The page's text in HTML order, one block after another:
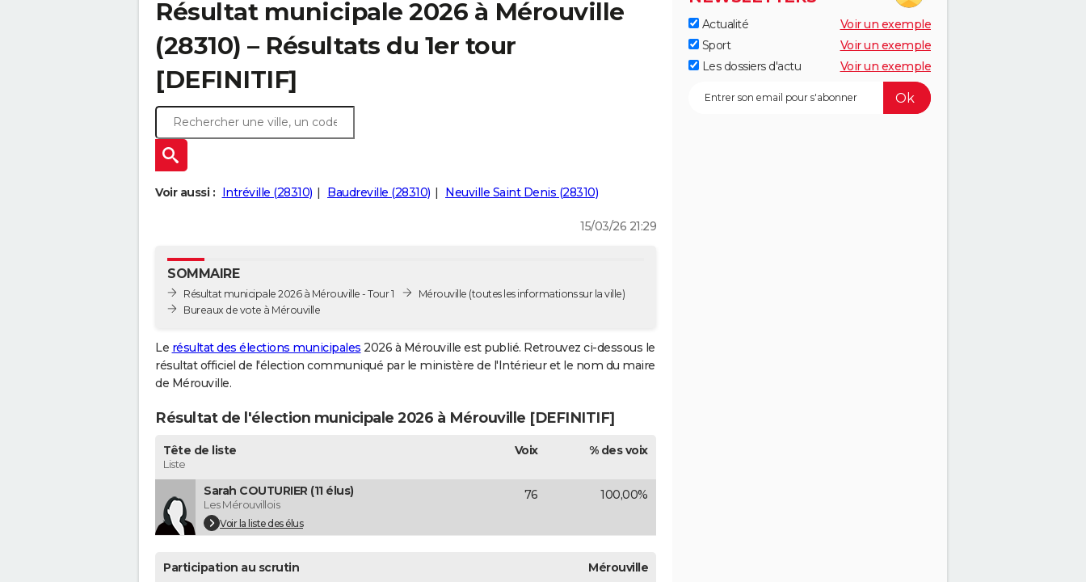
Résultat municipale 2026 à Mérouville
(28310) – Résultats du 1er tour
[DEFINITIF]
Voir aussi : Intréville (28310) Baudreville (28310) Neuville Saint Denis (28310)
15/03/26 21:29
SOMMAIRE
Résultat municipale 2026 à Mérouville - Tour 1
Bureaux de vote à Mérouville
Mérouville (toutes les informations sur la ville)
Le résultat des élections municipales 2026 à Mérouville est publié. Retrouvez ci-dessous le
résultat officiel de l'élection communiqué par le ministère de l'Intérieur et le nom du maire
de Mérouville.
Résultat de l'élection municipale 2026 à Mérouville [DEFINITIF]
Tête de liste
Liste
Voix % des voix
Sarah COUTURIER (11 élus)
Les Mérouvillois
Voir la liste des élus
76 100,00%
Participation au scrutin Mérouville
Actualité
Voir un exemple
Sport
Voir un exemple
Les dossiers d'actu
Voir un exemple